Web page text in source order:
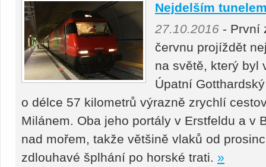
Nejdelším
27.10.2016 - První
červnu projíždět
na světě, který byl
Úpatní
o délce 57 kilometrů výrazně zrychlí
Milánem. Oba jeho portály v Erstfeldu a v
nad mořem, takže většině vlaků od
zdlouhavé šplhání po horské trati. »